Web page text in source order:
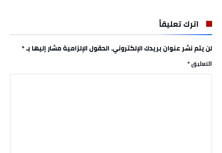
اترك تعليقاً
لن يتم نشر عنوان بريدك الإلكتروني.الحقول الإلزامية مشار إليها بـ*
التعليق*